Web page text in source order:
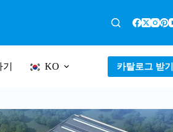
KO 카탈로그 받기